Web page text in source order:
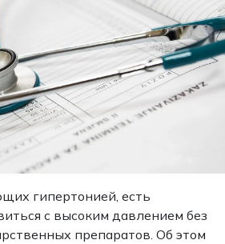
гипертонией, есть
с высоким давлением без
препаратов. Об этом